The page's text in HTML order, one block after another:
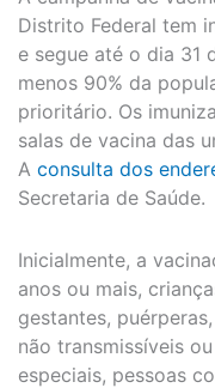
Distrito Federal tem
e segue até o dia 31
menos 90% da
prioritário. Os
salas de vacina das
A consulta dos
Secretaria de Saúde.
Inicialmente, a
anos ou mais,
gestantes,
não transmissíveis
especiais, pessoas